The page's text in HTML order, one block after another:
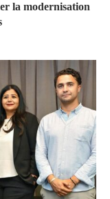
la modernisation